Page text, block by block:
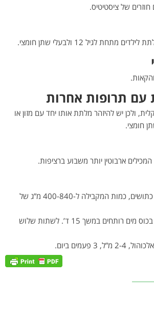
חוזרים של ציסטיטיס.
לגיל 12 ולבעלי שתן חומצי.
עם תרופות אחרות
ולכן יש להיזהר מלתת אותו יחד עם מזון או
חומצי.
ארבוטין יותר משבוע ברציפות.
10-12 ג’ ליום של עלים כתושים, כמות המקבילה ל-400-840 מ”ג של
להשרות 3 ג’ של הצמח בכוס מים רותחים במשך 15 ד’. לשתות שלוש